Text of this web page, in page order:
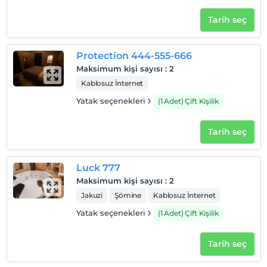
2 yaşına kadar olan bebekler ücretsizdir.
Her bir oda için 3 yaşına kadar 1 çocuk ücretsizdir
Tarih seç
Protection 444-555-666
Maksimum kişi sayısı : 2
Kablosuz İnternet
Yatak seçenekleri (1 Adet) Çift Kişilik
Tarih seç
Luck 777
Maksimum kişi sayısı : 2
Jakuzi Şömine Kablosuz İnternet
Yatak seçenekleri (1 Adet) Çift Kişilik
Tarih seç